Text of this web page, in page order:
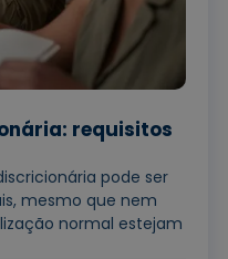
requisitos
pode ser
mesmo que nem
normal estejam